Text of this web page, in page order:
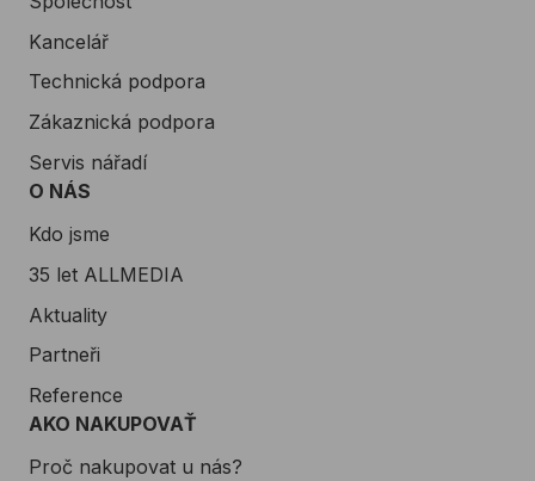
Kancelář
Technická podpora
Zákaznická podpora
Servis nářadí
O NÁS
Kdo jsme
35 let ALLMEDIA
Aktuality
Partneři
Reference
AKO NAKUPOVAŤ
Proč nakupovat u nás?